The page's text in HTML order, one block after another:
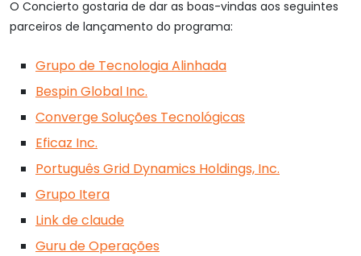
O Concierto gostaria de dar as boas-vindas aos seguintes
parceiros de lançamento do programa:
Grupo de Tecnologia Alinhada
Bespin Global Inc.
Converge Soluções Tecnológicas
Eficaz Inc.
Português Grid Dynamics Holdings, Inc.
Grupo Itera
Link de claude
Guru de Operações